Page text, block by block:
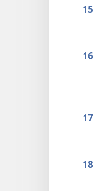
15
16
17
18